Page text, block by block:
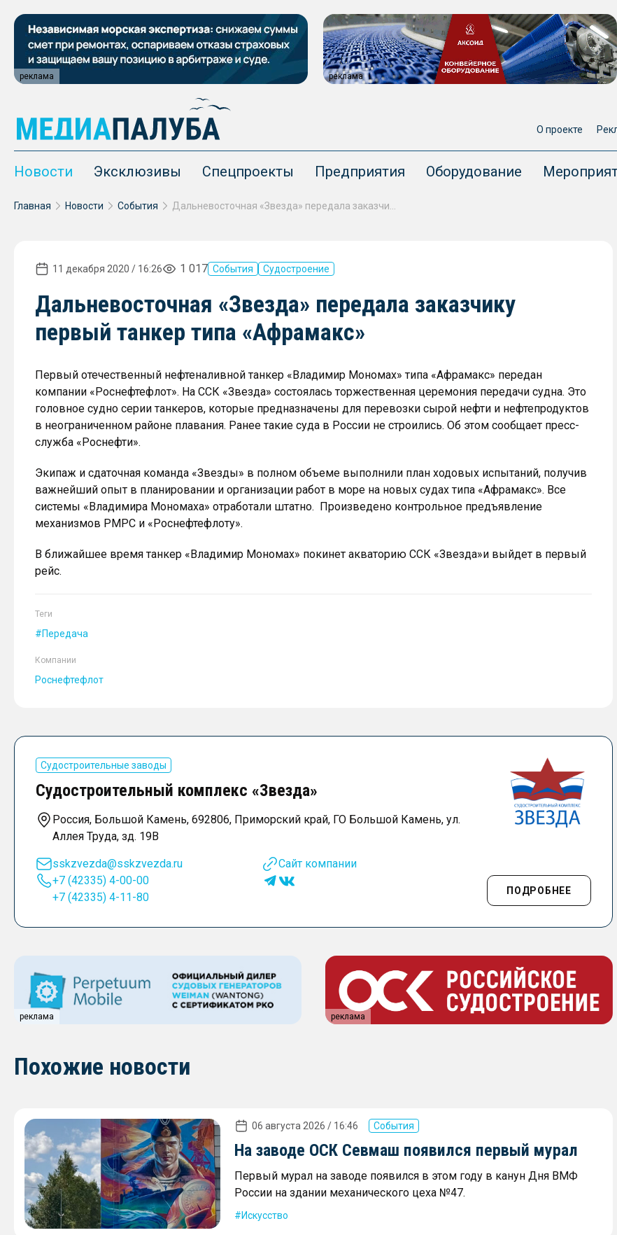
реклама реклама
О проекте
Новости Эксклюзивы Спецпроекты Предприятия Оборудование
Главная Новости События
11 декабря 2020 / 16:26 1 017 События Судостроение
Дальневосточная «Звезда» передала заказчику
первый танкер типа «Афрамакс»
Первый отечественный нефтеналивной танкер «Владимир Мономах» типа «Афрамакс» передан
компании «Роснефтефлот». На ССК «Звезда» состоялась торжественная церемония передачи судна. Это
головное судно серии танкеров, которые предназначены для перевозки сырой нефти и нефтепродуктов
в неограниченном районе плавания. Ранее такие суда в России не строились. Об этом сообщает пресс-
служба «Роснефти».
Экипаж и сдаточная команда «Звезды» в полном объеме выполнили план ходовых испытаний, получив
важнейший опыт в планировании и организации работ в море на новых судах типа «Афрамакс». Все
системы «Владимира Мономаха» отработали штатно. Произведено контрольное предъявление
механизмов РМРС и «Роснефтефлоту».
В ближайшее время танкер «Владимир Мономах» покинет акваторию ССК «Звезда»и выйдет в первый
рейс.
Теги
Передача
Компании
Роснефтефлот
Судостроительные заводы
Судостроительный комплекс «Звезда»
Россия, Большой Камень, 692806, Приморский край, ГО Большой Камень, ул.
Аллея Труда, зд. 19В
sskzvezda@sskzvezda.ru
+7 (42335) 4-00-00
+7 (42335) 4-11-80
Сайт компании
ПОДРОБНЕЕ
реклама реклама
Похожие новости
06 августа 2026 / 16:46 События
На заводе ОСК Севмаш появился первый мурал
Первый мурал на заводе появился в этом году в канун Дня ВМФ
России на здании механического цеха №47.
Искусство